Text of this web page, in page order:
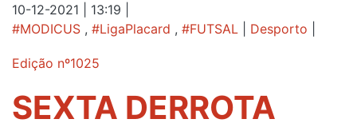
10-12-2021 | 13:19
#MODICUS , #LigaPlacard , #FUTSAL Desporto
Edição nº1025
SEXTA DERROTA